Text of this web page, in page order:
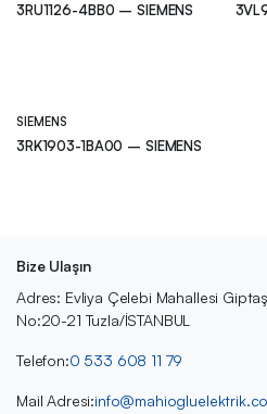
3RU1126-4BB0 – SIEMENS
SIEMENS
3RK1903-1BA00 – SIEMENS
Bize Ulaşın
Adres: Evliya Çelebi Mahallesi
No:20-21 Tuzla/İSTANBUL
Telefon:0 533 608 11 79
Mail Adresi: